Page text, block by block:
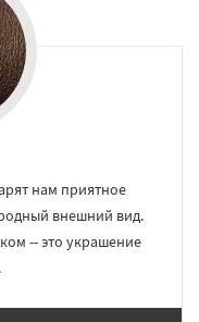
нам приятное
внешний вид.
-- это украшение